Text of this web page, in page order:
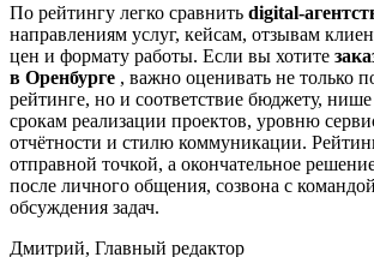
По рейтингу легко сравнить digital-
направлениям услуг, кейсам, отзывам
цен и формату работы. Если вы хотите
в Оренбурге , важно оценивать не только
рейтинге, но и соответствие бюджету,
срокам реализации проектов, уровню
отчётности и стилю коммуникации.
отправной точкой, а окончательное
после личного общения, созвона с
обсуждения задач.
Дмитрий, Главный редактор